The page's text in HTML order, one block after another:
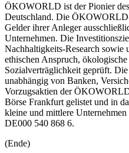
ÖKOWORLD ist der Pionier
Deutschland. Die
Gelder ihrer Anleger
Unternehmen. Die
Nachhaltigkeits-Research sowie
ethischen Anspruch,
Sozialverträglichkeit geprüft.
unabhängig von Banken,
Vorzugsaktien der
Börse Frankfurt gelistet und in
kleine und mittlere
DE000 540 868 6.
(Ende)